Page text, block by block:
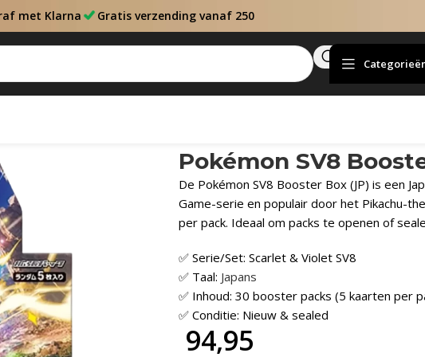
met Klarna Gratis verzending vanaf 250
Pokémon SV8
De Pokémon SV8 Booster Box (JP) is een
Game-serie en populair door het Pikachu-
per pack. Ideaal om packs te openen of
✅ Serie/Set: Scarlet & Violet SV8
✅ Taal: Japans
✅ Inhoud: 30 booster packs (5 kaarten per
✅ Conditie: Nieuw & sealed
94,95